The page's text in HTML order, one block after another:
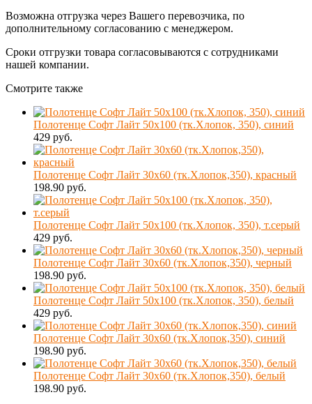
Возможна отгрузка через Вашего перевозчика, по
дополнительному согласованию с менеджером.
Сроки отгрузки товара согласовываются с сотрудниками
нашей компании.
Смотрите также
Полотенце Софт Лайт 50х100 (тк.Хлопок, 350), синий
429 руб.
Полотенце Софт Лайт 30х60 (тк.Хлопок,350), красный
198.90 руб.
Полотенце Софт Лайт 50х100 (тк.Хлопок, 350), т.серый
429 руб.
Полотенце Софт Лайт 30х60 (тк.Хлопок,350), черный
198.90 руб.
Полотенце Софт Лайт 50х100 (тк.Хлопок, 350), белый
429 руб.
Полотенце Софт Лайт 30х60 (тк.Хлопок,350), синий
198.90 руб.
Полотенце Софт Лайт 30х60 (тк.Хлопок,350), белый
198.90 руб.